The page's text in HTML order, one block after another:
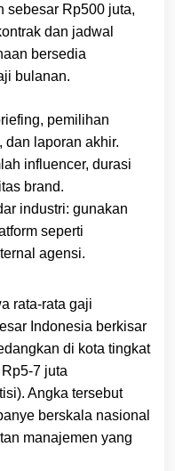
sebesar Rp500 juta,
dan jadwal
bersedia
bulanan.
pemilihan
dan laporan akhir.
influencer, durasi
brand.
industri: gunakan
seperti
agensi.
rata-rata gaji
Indonesia berkisar
di kota tingkat
juta
Angka tersebut
berskala nasional
manajemen yang